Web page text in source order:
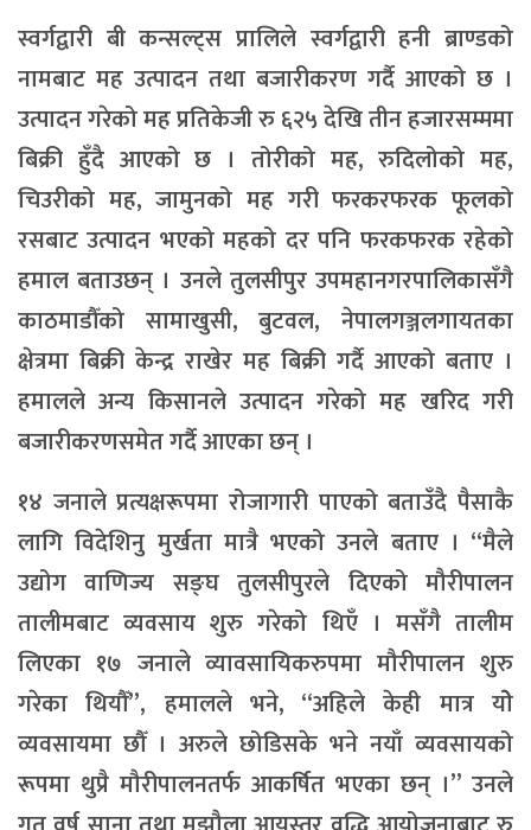
स्वर्गद्वारी बी कन्सल्ट्स प्रालिले स्वर्गद्वारी हनी ब्राण्डको
नामबाट मह उत्पादन तथा बजारीकरण गर्दै आएको छ ।
उत्पादन गरेको मह प्रतिकेजी रु ६२५ देखि तीन हजारसम्ममा
बिक्री हुँदै आएको छ । तोरीको मह, रुदिलोको मह,
चिउरीको मह, जामुनको मह गरी फरकरफरक फूलको
रसबाट उत्पादन भएको महको दर पनि फरकफरक रहेको
हमाल बताउछन् । उनले तुलसीपुर उपमहानगरपालिकासँगै
काठमाडौँको सामाखुसी, बुटवल, नेपालगञ्जलगायतका
क्षेत्रमा बिक्री केन्द्र राखेर मह बिक्री गर्दै आएको बताए ।
हमालले अन्य किसानले उत्पादन गरेको मह खरिद गरी
बजारीकरणसमेत गर्दै आएका छन् ।
१४ जनाले प्रत्यक्षरूपमा रोजागारी पाएको बताउँदै पैसाकै
लागि विदेशिनु मुर्खता मात्रै भएको उनले बताए । “मैले
उद्योग वाणिज्य सङ्घ तुलसीपुरले दिएको मौरीपालन
तालीमबाट व्यवसाय शुरु गरेको थिएँ । मसँगै तालीम
लिएका १७ जनाले व्यावसायिकरुपमा मौरीपालन शुरु
गरेका थियौँ”, हमालले भने, “अहिले केही मात्र योे
व्यवसायमा छौँ । अरुले छोडिसके भने नयाँ व्यवसायको
रूपमा थुप्रै मौरीपालनतर्फ आकर्षित भएका छन् ।” उनले